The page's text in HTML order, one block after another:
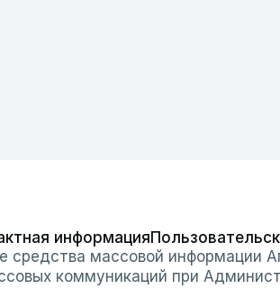
информация
средства массовой информации
коммуникаций при